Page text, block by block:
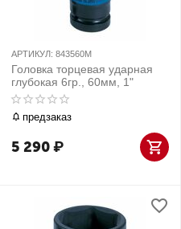
АРТИКУЛ: 843560M
Головка торцевая ударная
глубокая 6гр., 60мм, 1"
предзаказ
5 290₽